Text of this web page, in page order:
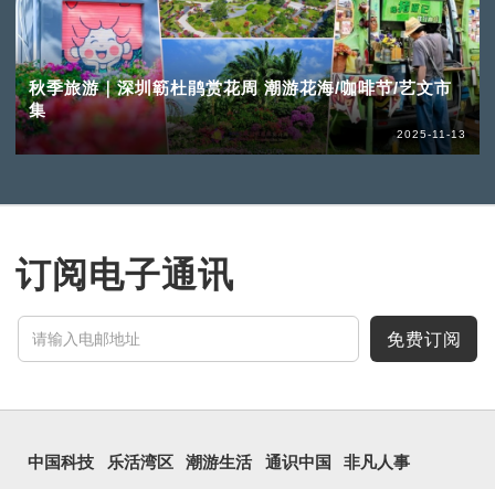
秋季旅游｜深圳簕杜鹃赏花周 潮游花海/咖啡节/艺文市
集
2025-11-13
订阅电子通讯
免费订阅
中国科技 乐活湾区 潮游生活 通识中国 非凡人事